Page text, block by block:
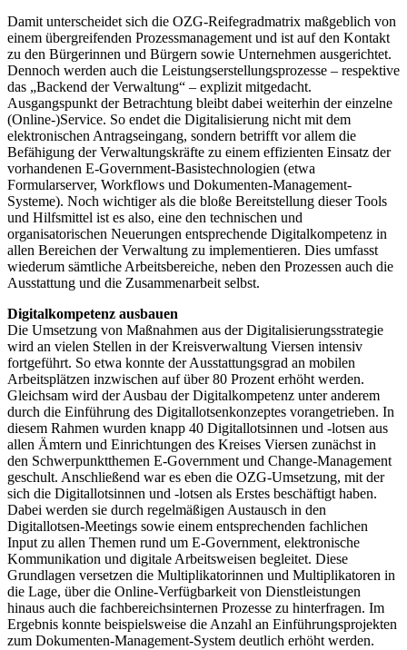
Damit unterscheidet sich die OZG-Reifegradmatrix maßgeblich von
einem übergreifenden Prozessmanagement und ist auf den Kontakt
zu den Bürgerinnen und Bürgern sowie Unternehmen ausgerichtet.
Dennoch werden auch die Leistungserstellungsprozesse – respektive
das „Backend der Verwaltung“ – explizit mitgedacht.
Ausgangspunkt der Betrachtung bleibt dabei weiterhin der einzelne
(Online-)Service. So endet die Digitalisierung nicht mit dem
elektronischen Antragseingang, sondern betrifft vor allem die
Befähigung der Verwaltungskräfte zu einem effizienten Einsatz der
vorhandenen E-Government-Basistechnologien (etwa
Formularserver, Workflows und Dokumenten-Management-
Systeme). Noch wichtiger als die bloße Bereitstellung dieser Tools
und Hilfsmittel ist es also, eine den technischen und
organisatorischen Neuerungen entsprechende Digitalkompetenz in
allen Bereichen der Verwaltung zu implementieren. Dies umfasst
wiederum sämtliche Arbeitsbereiche, neben den Prozessen auch die
Ausstattung und die Zusammenarbeit selbst.
Digitalkompetenz ausbauen
Die Umsetzung von Maßnahmen aus der Digitalisierungsstrategie
wird an vielen Stellen in der Kreisverwaltung Viersen intensiv
fortgeführt. So etwa konnte der Ausstattungsgrad an mobilen
Arbeitsplätzen inzwischen auf über 80 Prozent erhöht werden.
Gleichsam wird der Ausbau der Digitalkompetenz unter anderem
durch die Einführung des Digitallotsenkonzeptes vorangetrieben. In
diesem Rahmen wurden knapp 40 Digitallotsinnen und -lotsen aus
allen Ämtern und Einrichtungen des Kreises Viersen zunächst in
den Schwerpunktthemen E-Government und Change-Management
geschult. Anschließend war es eben die OZG-Umsetzung, mit der
sich die Digitallotsinnen und -lotsen als Erstes beschäftigt haben.
Dabei werden sie durch regelmäßigen Austausch in den
Digitallotsen-Meetings sowie einem entsprechenden fachlichen
Input zu allen Themen rund um E-Government, elektronische
Kommunikation und digitale Arbeitsweisen begleitet. Diese
Grundlagen versetzen die Multiplikatorinnen und Multiplikatoren in
die Lage, über die Online-Verfügbarkeit von Dienstleistungen
hinaus auch die fachbereichsinternen Prozesse zu hinterfragen. Im
Ergebnis konnte beispielsweise die Anzahl an Einführungsprojekten
zum Dokumenten-Management-System deutlich erhöht werden.